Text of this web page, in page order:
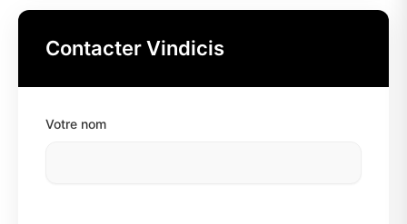
Contacter Vindicis
Votre nom